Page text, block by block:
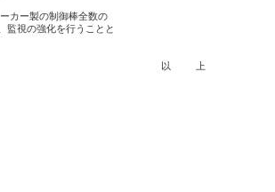
カー製の制御棒全数の
監視の強化を行うことと
以    上